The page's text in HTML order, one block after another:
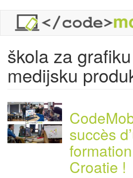
contenu
škola za
medijsku
succès
Croatie !